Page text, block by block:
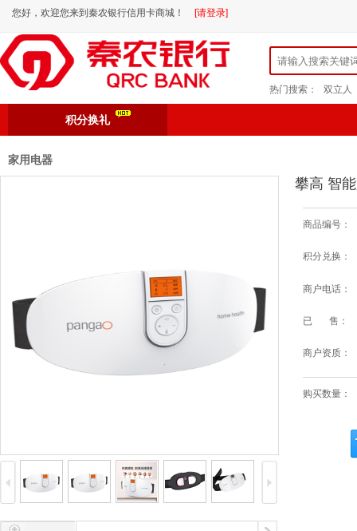
您好，欢迎您来到秦农银行信用卡商城！ [请登录]
热门搜索： 双立人
积分换礼
家用电器
攀高 智
商品编号：
积分兑换：
商户电话：
已 售：
商户资质：
购买数量：